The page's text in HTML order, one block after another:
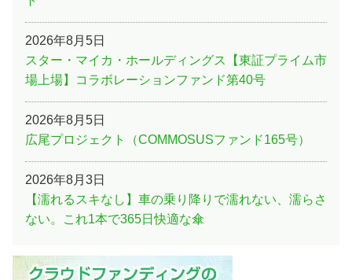
2026年8月5日
スター・マイカ・ホールディングス【東証プライム市
場上場】コラボレーションファンド第40号
2026年8月5日
広尾プロジェクト（COMMOSUSファンド165号）
2026年8月3日
【濡れるスキなし】車の乗り降りで濡れない、濡らさ
ない。これ1本で365日快適な傘